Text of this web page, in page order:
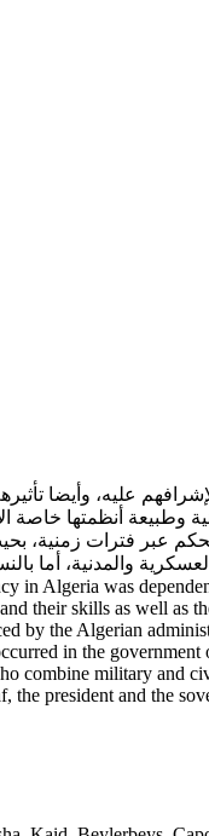
عليه، وأيضا
وطبيعة أنظمتها
عبر فترات
their skills as well
by the Algerian
in the
combine military
president and the